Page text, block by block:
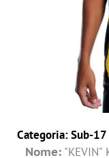
Categoria:Sub-17
Nome:"KEVIN"